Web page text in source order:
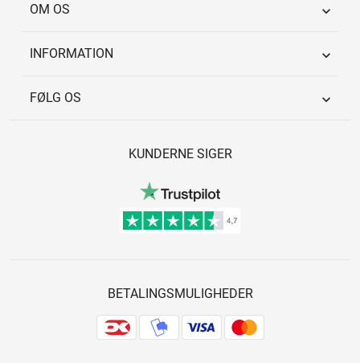
OM OS 
INFORMATION 
FØLG OS 
KUNDERNE SIGER
BETALINGSMULIGHEDER